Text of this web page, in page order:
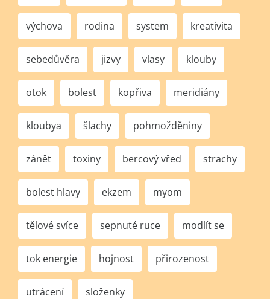
výchova rodina system kreativita
sebedůvěra jizvy vlasy klouby
otok bolest kopřiva meridiány
kloubya šlachy pohmožděniny
zánět toxiny bercový vřed strachy
bolest hlavy ekzem myom
tělové svíce sepnuté ruce modlít se
tok energie hojnost přirozenost
utrácení složenky